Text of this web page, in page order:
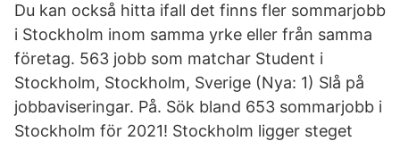
Du kan också hitta ifall det finns fler sommarjobb
i Stockholm inom samma yrke eller från samma
företag. 563 jobb som matchar Student i
Stockholm, Stockholm, Sverige (Nya: 1) Slå på
jobbaviseringar. På. Sök bland 653 sommarjobb i
Stockholm för 2021! Stockholm ligger steget